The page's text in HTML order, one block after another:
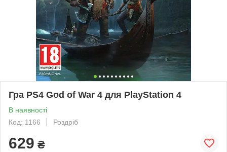
Гра PS4 God of War 4 для PlayStation 4
В наявності
Код: 1166
Роздріб
629 ₴